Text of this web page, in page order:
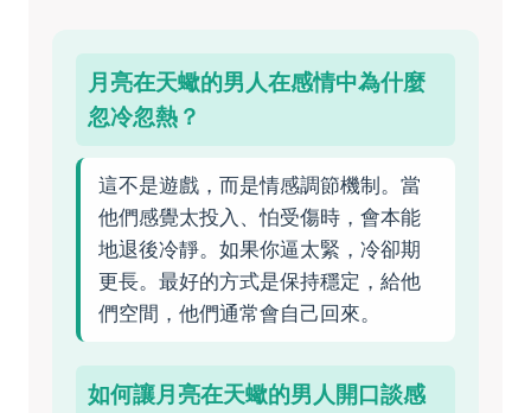
月亮在天蠍的男人在感情中為什麼
忽冷忽熱？
這不是遊戲，而是情感調節機制。當
他們感覺太投入、怕受傷時，會本能
地退後冷靜。如果你逼太緊，冷卻期
更長。最好的方式是保持穩定，給他
們空間，他們通常會自己回來。
如何讓月亮在天蠍的男人開口談感